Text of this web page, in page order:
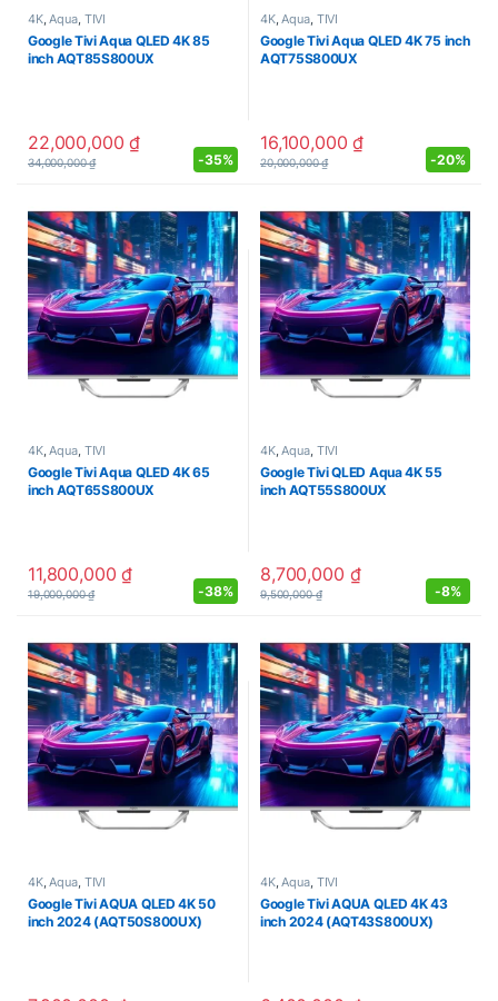
4K,Aqua, TIVI
Google Tivi Aqua QLED 4K 85
inch AQT85S800UX
22,000,000₫
34,000,000₫ -35%
4K,Aqua, TIVI
Google Tivi Aqua QLED 4K 75 inch
AQT75S800UX
16,100,000₫
20,000,000₫ -20%
4K,Aqua, TIVI
Google Tivi Aqua QLED 4K 65
inch AQT65S800UX
11,800,000₫
19,000,000₫ -38%
4K,Aqua, TIVI
Google Tivi QLED Aqua 4K 55
inch AQT55S800UX
8,700,000 ₫
9,500,000₫ -8%
4K,Aqua, TIVI
Google Tivi AQUA QLED 4K 50
inch 2024 (AQT50S800UX)
4K,Aqua, TIVI
Google Tivi AQUA QLED 4K 43
inch 2024 (AQT43S800UX)